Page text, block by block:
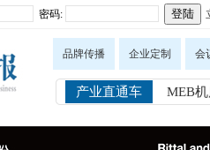
密码:
品牌传播 企业定制 会
产业直通车 MEB